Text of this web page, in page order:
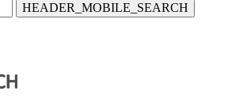
HEADER_MOBILE_SEARCH